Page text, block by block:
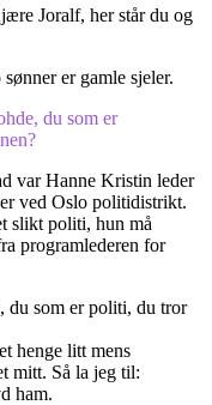
Joralf, her står du og
er gamle sjeler.
du som er
var Hanne Kristin leder
ved Oslo politidistrikt.
slikt politi, hun må
programlederen for
du som er politi, du tror
henge litt mens
mitt. Så la jeg til:
ham.